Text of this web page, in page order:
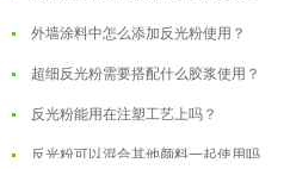
温变粉大批量保存指南｜做对这几步...
温变粉"罢工"指南：为...
温变粉到底怕不怕酸碱和酒精？
温变粉"烤"问：长期加...
外墙涂料中怎么添加反光粉使用？
超细反光粉需要搭配什么胶浆使用？
反光粉能用在注塑工艺上吗？
反光粉可以混合其他颜料一起使用吗...